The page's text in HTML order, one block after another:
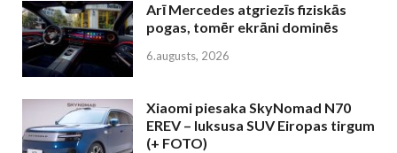
Arī Mercedes atgriezīs fiziskās
pogas, tomēr ekrāni dominēs
6.augusts, 2026
Xiaomi piesaka SkyNomad N70
EREV – luksusa SUV Eiropas tirgum
(+ FOTO)